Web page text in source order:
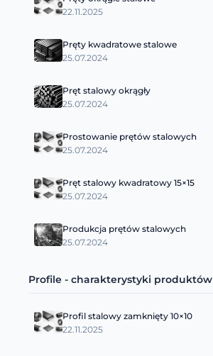
22.11.2025
Pręty kwadratowe stalowe
25.07.2024
Pręt stalowy okrągły
25.07.2024
Prostowanie prętów stalowych
25.07.2024
Pręt stalowy kwadratowy 15×15
25.07.2024
Produkcja prętów stalowych
25.07.2024
Profile - charakterystyki produktów
Profil stalowy zamknięty 10×10
22.11.2025